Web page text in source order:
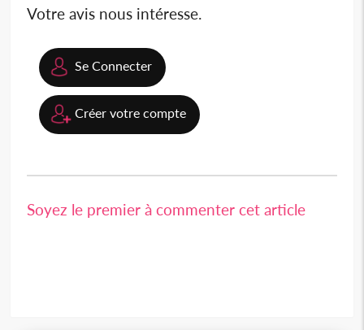
Votre avis nous intéresse.
Se Connecter
Créer votre compte
Soyez le premier à commenter cet article